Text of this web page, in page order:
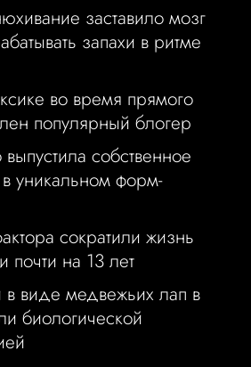
заставило мозг
запахи в ритме
во время прямого
популярный блогер
выпустила собственное
уникальном форм-
сократили жизнь
на 13 лет
в виде медвежьих лап в
биологической